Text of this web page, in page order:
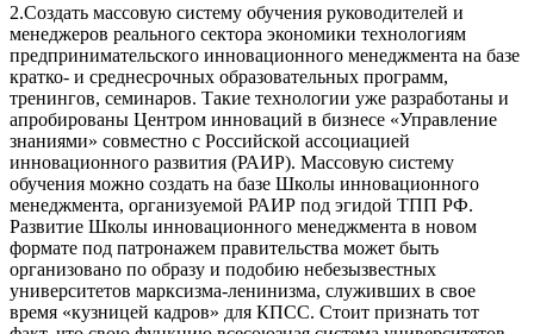
2.Создать массовую систему обучения руководителей и
менеджеров реального сектора экономики технологиям
предпринимательского инновационного менеджмента на базе
кратко- и среднесрочных образовательных программ,
тренингов, семинаров. Такие технологии уже разработаны и
апробированы Центром инноваций в бизнесе «Управление
знаниями» совместно с Российской ассоциацией
инновационного развития (РАИР). Массовую систему
обучения можно создать на базе Школы инновационного
менеджмента, организуемой РАИР под эгидой ТПП РФ.
Развитие Школы инновационного менеджмента в новом
формате под патронажем правительства может быть
организовано по образу и подобию небезызвестных
университетов марксизма-ленинизма, служивших в свое
время «кузницей кадров» для КПСС. Стоит признать тот